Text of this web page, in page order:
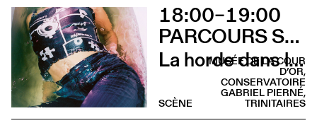
18:00–19:00
PARCOURS SUR LA COLLINE SAINTE-CROIX
La horde dans les pavés
MUSÉE DE LA COUR
D’OR,
CONSERVATOIRE
GABRIEL PIERNÉ,
TRINITAIRES
SCÈNE